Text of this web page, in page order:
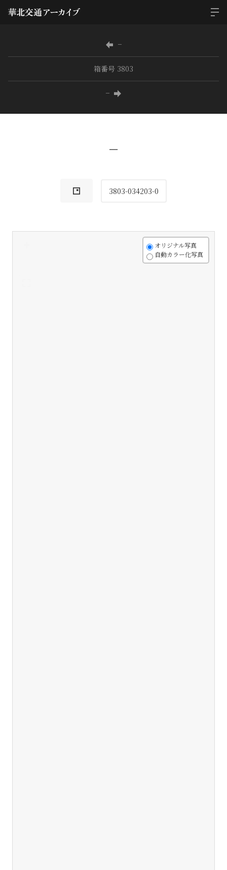
−
箱番号 3803
−
−
3803-034203-0
オリジナル写真
自動カラー化写真